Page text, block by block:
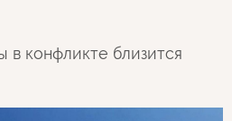
в конфликте близится